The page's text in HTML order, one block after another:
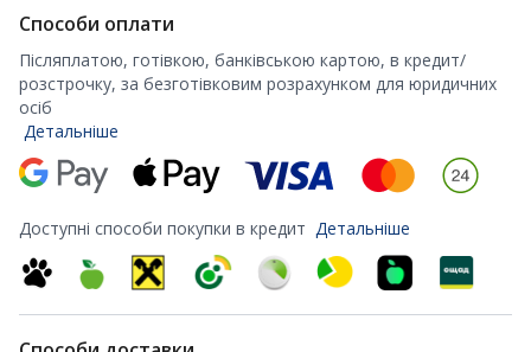
Способи оплати
Післяплатою, готівкою, банківською картою, в кредит/
розстрочку, за безготівковим розрахунком для юридичних
осіб
Детальніше
Доступні способи покупки в кредит Детальніше